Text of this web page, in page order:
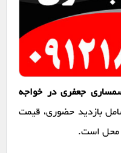
جعفری در خواجه
بازدید حضوری، قیمت
محل است.